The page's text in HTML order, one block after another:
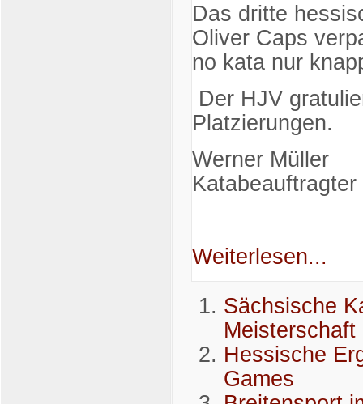
Das dritte
Oliver Caps
no kata nur
Der HJV
Platzierungen.
Werner Müller
Weiterlesen...
Sächsische
Meisterschaft
Hessische
Games